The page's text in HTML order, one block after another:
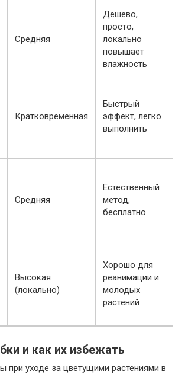
Средняя
Дешево,
просто,
локально
повышает
влажность
Кратковременная
Быстрый
эффект, легко
выполнить
Средняя
Естественный
метод,
бесплатно
Высокая
(локально)
Хорошо для
реанимации и
молодых
растений
и как их избежать
при уходе за цветущими растениями в